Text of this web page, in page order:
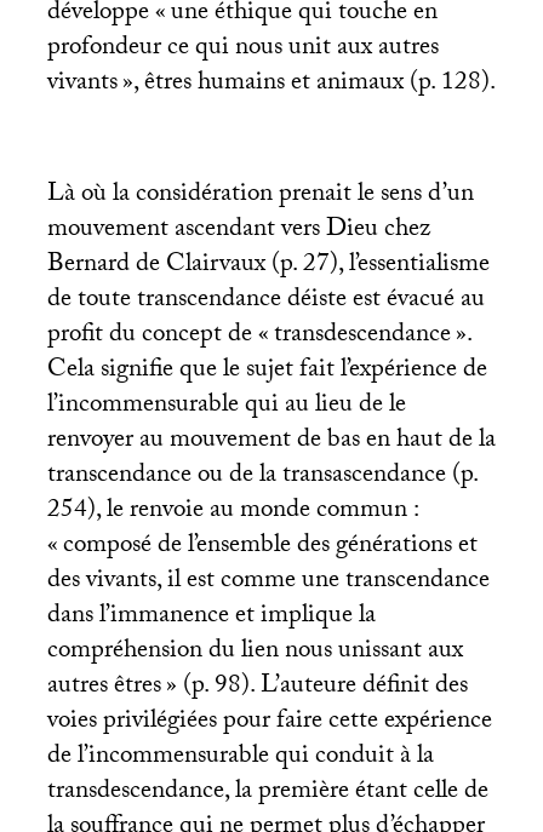
développe «une éthique qui touche en
profondeur ce qui nous unit aux autres
vivants», êtres humains et animaux (p. 128).
Là où la considération prenait le sens d’un
mouvement ascendant vers Dieu chez
Bernard de Clairvaux (p. 27), l’essentialisme
de toute transcendance déiste est évacué au
profit du concept de «transdescendance».
Cela signifie que le sujet fait l’expérience de
l’incommensurable qui au lieu de le
renvoyer au mouvement de bas en haut de la
transcendance ou de la transascendance (p.
254), le renvoie au monde commun :
«composé de l’ensemble des générations et
des vivants, il est comme une transcendance
dans l’immanence et implique la
compréhension du lien nous unissant aux
autres êtres» (p. 98). L’auteure définit des
voies privilégiées pour faire cette expérience
de l’incommensurable qui conduit à la
transdescendance, la première étant celle de